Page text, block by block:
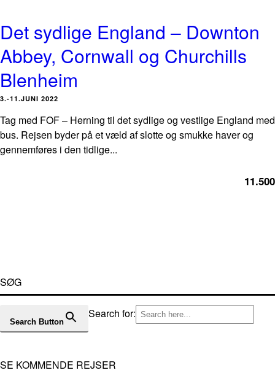
Det sydlige England – Downton
Abbey, Cornwall og Churchills
Blenheim
3.-11.JUNI 2022
Tag med FOF – Herning til det sydlige og vestlige England med
bus. Rejsen byder på et væld af slotte og smukke haver og
gennemføres i den tidlige...
11.500
SØG
Search for:
Search Button
SE KOMMENDE REJSER